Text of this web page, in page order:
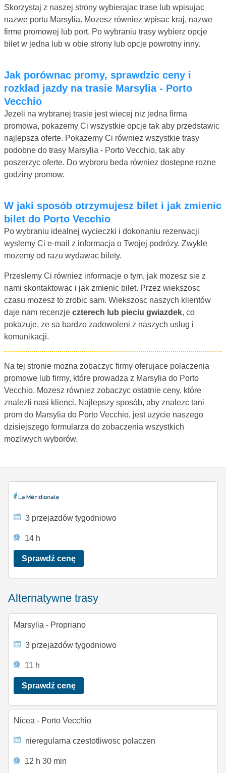
Skorzystaj z naszej strony wybierajac trase lub wpisujac
nazwe portu Marsylia. Mozesz równiez wpisac kraj, nazwe
firme promowej lub port. Po wybraniu trasy wybierz opcje
bilet w jedna lub w obie strony lub opcje powrotny inny.
Jak porównac promy, sprawdzic ceny i
rozklad jazdy na trasie Marsylia - Porto
Vecchio
Jezeli na wybranej trasie jest wiecej niz jedna firma
promowa, pokazemy Ci wszystkie opcje tak aby przedstawic
najlepsza oferte. Pokazemy Ci równiez wszystkie trasy
podobne do trasy Marsylia - Porto Vecchio, tak aby
poszerzyc oferte. Do wybroru beda równiez dostepne rozne
godziny promow.
W jaki sposób otrzymujesz bilet i jak zmienic
bilet do Porto Vecchio
Po wybraniu idealnej wycieczki i dokonaniu rezerwacji
wyslemy Ci e-mail z informacja o Twojej podrózy. Zwykle
mozemy od razu wydawac bilety.
Przeslemy Ci równiez informacje o tym, jak mozesz sie z
nami skontaktowac i jak zmienic bilet. Przez wiekszosc
czasu mozesz to zrobic sam. Wiekszosc naszych klientów
daje nam recenzje czterech lub pieciu gwiazdek, co
pokazuje, ze sa bardzo zadowoleni z naszych uslug i
komunikacji.
Na tej stronie mozna zobaczyc firmy oferujace polaczenia
promowe lub firmy, które prowadza z Marsylia do Porto
Vecchio. Mozesz równiez zobaczyc ostatnie ceny, które
znalezli nasi klienci. Najlepszy sposób, aby znalezc tani
prom do Marsylia do Porto Vecchio, jest uzycie naszego
dzisiejszego formularza do zobaczenia wszystkich
mozliwych wyborów.
3 przejazdów tygodniowo
14 h
Sprawdź cenę
Alternatywne trasy
Marsylia - Propriano
3 przejazdów tygodniowo
11 h
Sprawdź cenę
Nicea - Porto Vecchio
nieregularna czestotliwosc polaczen
12 h 30 min